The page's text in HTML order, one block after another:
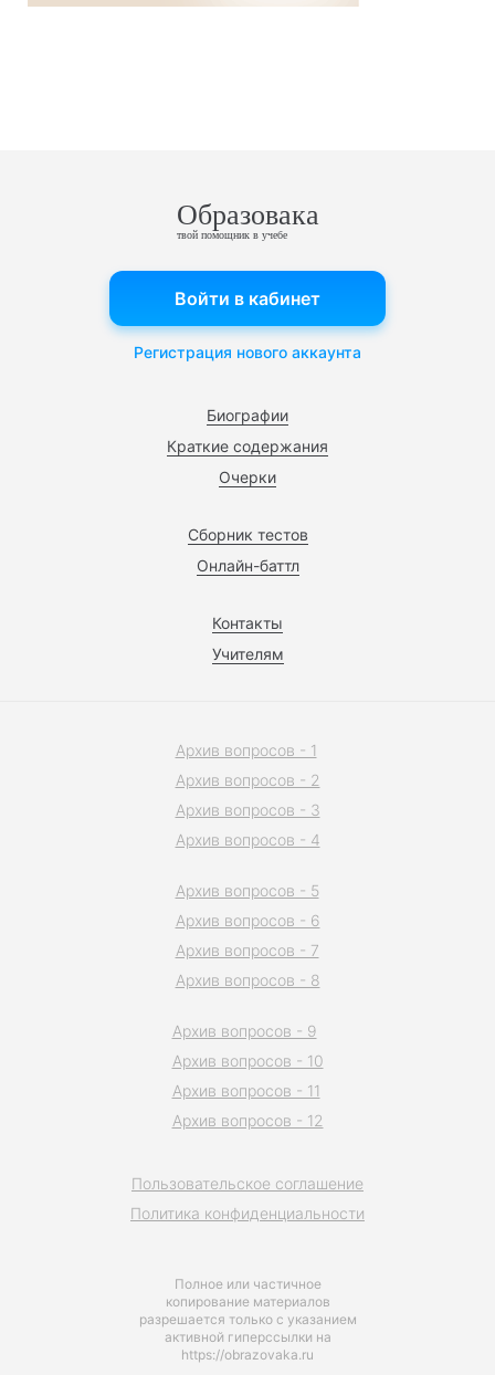
Образовака
твой помощник в учебе
Биографии
Краткие содержания
Очерки
Сборник тестов
Онлайн-баттл
Контакты
Учителям
Войти в кабинет
Регистрация нового аккаунта
Полное или частичное
копирование материалов
разрешается только с указанием
активной гиперссылки на
https://obrazovaka.ru
Пользовательское соглашение
Политика конфиденциальности
Архив вопросов - 1
Архив вопросов - 2
Архив вопросов - 3
Архив вопросов - 4
Архив вопросов - 5
Архив вопросов - 6
Архив вопросов - 7
Архив вопросов - 8
Архив вопросов - 9
Архив вопросов - 10
Архив вопросов - 11
Архив вопросов - 12